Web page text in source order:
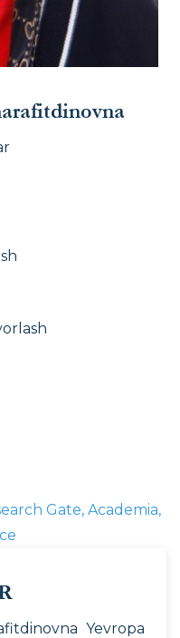
Gate, Academia,
Yevropa